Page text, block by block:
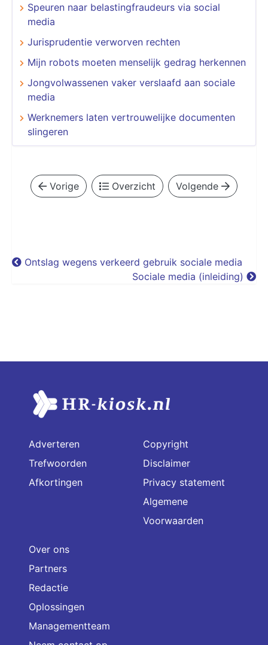
Speuren naar belastingfraudeurs via social
media
Jurisprudentie verworven rechten
Mijn robots moeten menselijk gedrag herkennen
Jongvolwassenen vaker verslaafd aan sociale
media
Werknemers laten vertrouwelijke documenten
slingeren
Vorige Overzicht Volgende
Ontslag wegens verkeerd gebruik sociale media
Sociale media (inleiding)
Adverteren
Trefwoorden
Afkortingen
Copyright
Disclaimer
Privacy statement
Algemene
Voorwaarden
Over ons
Partners
Redactie
Oplossingen
Managementteam